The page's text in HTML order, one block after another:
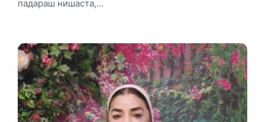
падараш нишаста,...